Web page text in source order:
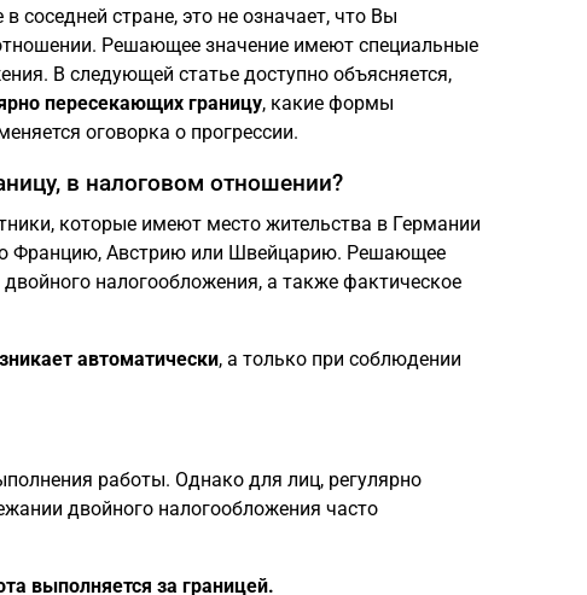
соседней стране, это не означает, что Вы
Решающее значение имеют специальные
В следующей статье доступно объясняется,
пересекающих границу, какие формы
оговорка о прогрессии.
в налоговом отношении?
которые имеют место жительства в Германии
Францию, Австрию или Швейцарию. Решающее
налогообложения, а также фактическое
автоматически, а только при соблюдении
работы. Однако для лиц, регулярно
двойного налогообложения часто
выполняется за границей.